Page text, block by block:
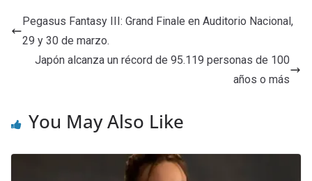
Pegasus Fantasy III: Grand Finale en Auditorio Nacional,
29 y 30 de marzo.
Japón alcanza un récord de 95.119 personas de 100
años o más
You May Also Like